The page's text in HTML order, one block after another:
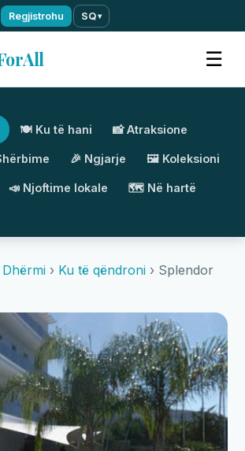
Regjistrohu SQ▾
☰
🍽️ Ku të hani 📸 Atraksione
🎉 Ngjarje 🖼️ Koleksioni
📣 Njoftime lokale 🗺️ Në hartë
Dhërmi › Ku të qëndroni › Splendor